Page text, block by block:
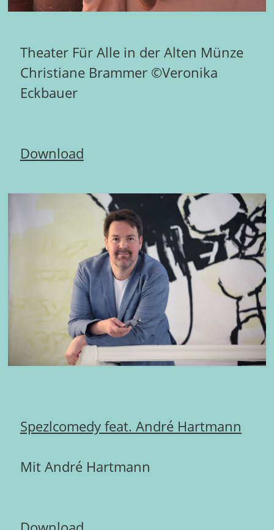
Theater Für Alle in der Alten Münze
Christiane Brammer ©Veronika
Eckbauer
Download
Spezlcomedy feat. André Hartmann
Mit André Hartmann